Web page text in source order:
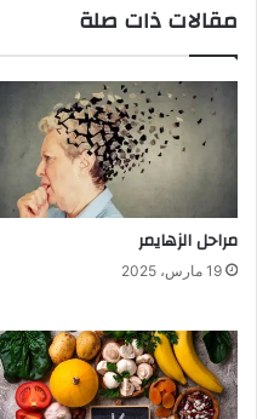
مقالات ذات صلة
مراحل الزهايمر
19 مارس، 2025